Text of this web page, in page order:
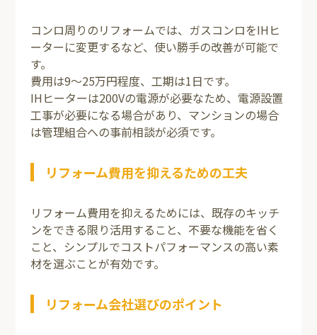
コンロ周りのリフォームでは、ガスコンロをIHヒ
ーターに変更するなど、使い勝手の改善が可能で
す。
費用は9～25万円程度、工期は1日です。
IHヒーターは200Vの電源が必要なため、電源設置
工事が必要になる場合があり、マンションの場合
は管理組合への事前相談が必須です。
リフォーム費用を抑えるための工夫
リフォーム費用を抑えるためには、既存のキッチ
ンをできる限り活用すること、不要な機能を省く
こと、シンプルでコストパフォーマンスの高い素
材を選ぶことが有効です。
リフォーム会社選びのポイント